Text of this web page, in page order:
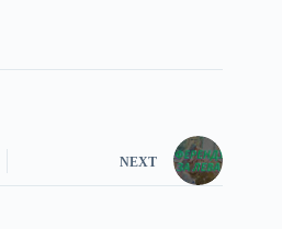
NEXT